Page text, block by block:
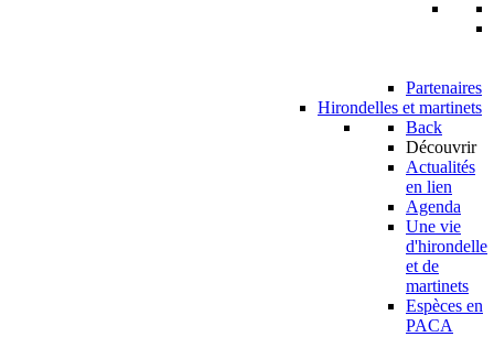
Partenaires
Hirondelles et martinets
Back
Découvrir
Actualités
en lien
Agenda
Une vie
d'hirondelle
et de
martinets
Espèces en
PACA